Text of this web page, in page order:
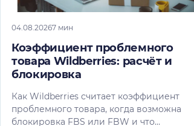
04.08.20267 мин
Коэффициент проблемного
товара Wildberries: расчёт и
блокировка
Как Wildberries считает коэффициент
проблемного товара, когда возможна
блокировка FBS или FBW и что